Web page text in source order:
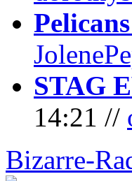
STAG
14:21 //
Bizarre-